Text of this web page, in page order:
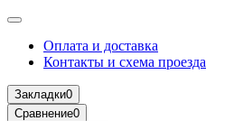
Оплата и доставка
Контакты и схема проезда
Закладки0
Сравнение0